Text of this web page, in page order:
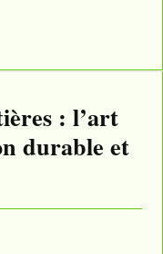
: l’art
durable et